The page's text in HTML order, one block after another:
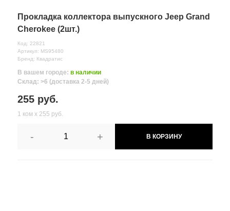
Прокладка коллектора выпускного Jeep Grand
Cherokee (2шт.)
Код: 22821
Артикул: MS95480
Бренд: Квадратис
В вашем городе: в наличии
Склад: >6 (доставка 2-5 дней)
255 руб.
1 ком х 255 руб.
- + В КОРЗИНУ